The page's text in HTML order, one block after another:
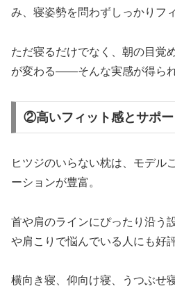
み、寝姿勢を問わずしっかりフ
ただ寝るだけでなく、朝の目覚
が変わる――そんな実感が得られ
②高いフィット感とサポー
ヒツジのいらない枕は、モデル
ーションが豊富。
首や肩のラインにぴったり沿う
や肩こりで悩んでいる人にも好
横向き寝、仰向け寝、うつぶせ